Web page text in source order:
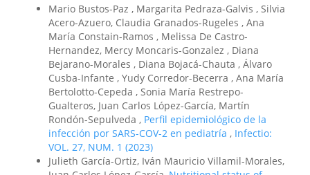
Mario Bustos-Paz , Margarita Pedraza-Galvis , Silvia
Acero-Azuero, Claudia Granados-Rugeles , Ana
María Constain-Ramos , Melissa De Castro-
Hernandez, Mercy Moncaris-Gonzalez , Diana
Bejarano-Morales , Diana Bojacá-Chauta , Álvaro
Cusba-Infante , Yudy Corredor-Becerra , Ana María
Bertolotto-Cepeda , Sonia María Restrepo-
Gualteros, Juan Carlos López-García, Martín
Rondón-Sepulveda , Perfil epidemiológico de la
infección por SARS-COV-2 en pediatría , Infectio:
VOL. 27, NUM. 1 (2023)
Julieth García-Ortiz, Iván Mauricio Villamil-Morales,